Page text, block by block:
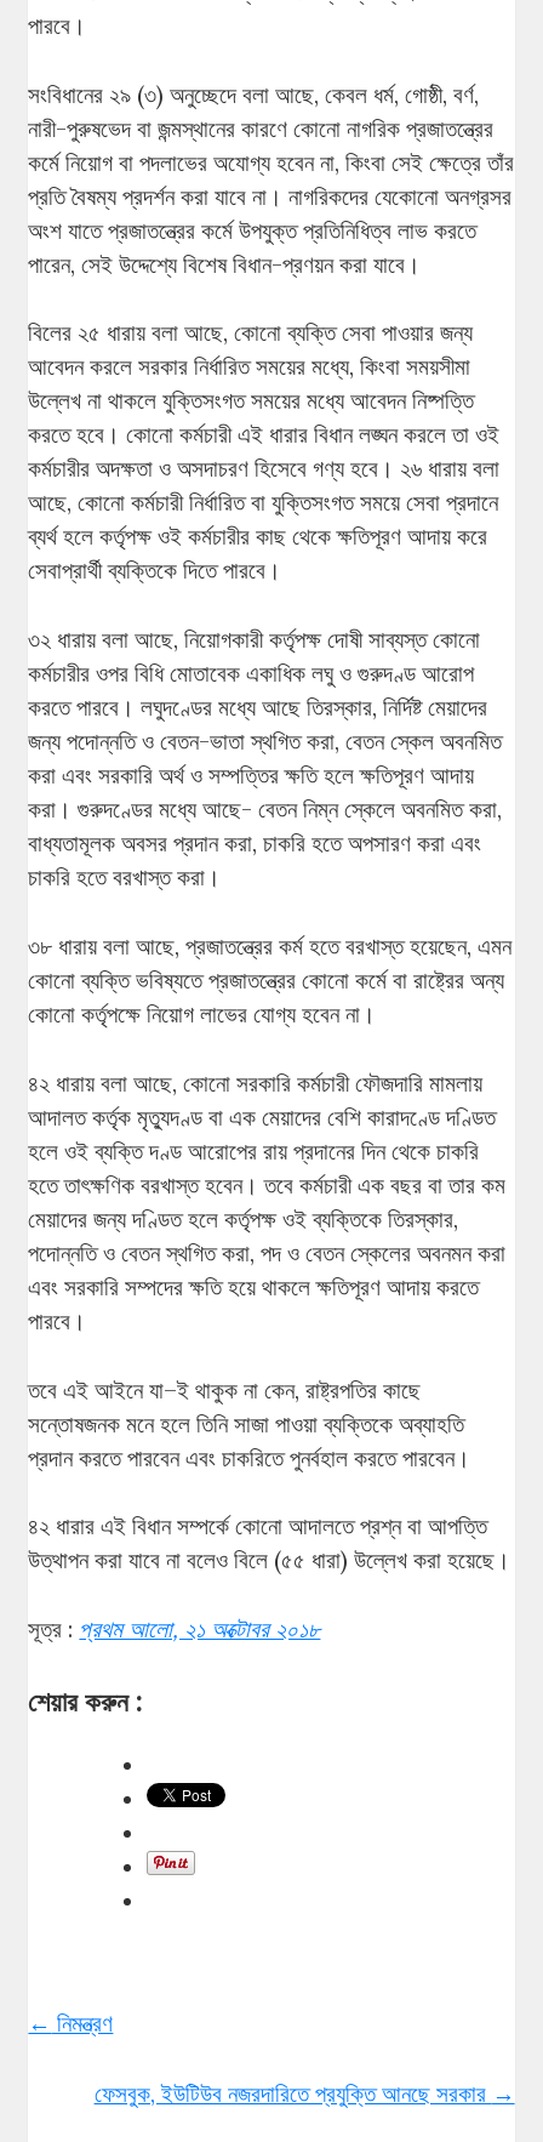
পারবে।
সংবিধানের ২৯ (৩) অনুচ্ছেদে বলা আছে, কেবল ধর্ম, গোষ্ঠী, বর্ণ,
নারী-পুরুষভেদ বা জন্মস্থানের কারণে কোনো নাগরিক প্রজাতন্ত্রের
কর্মে নিয়োগ বা পদলাভের অযোগ্য হবেন না, কিংবা সেই ক্ষেত্রে তাঁর
প্রতি বৈষম্য প্রদর্শন করা যাবে না। নাগরিকদের যেকোনো অনগ্রসর
অংশ যাতে প্রজাতন্ত্রের কর্মে উপযুক্ত প্রতিনিধিত্ব লাভ করতে
পারেন, সেই উদ্দেশ্যে বিশেষ বিধান-প্রণয়ন করা যাবে।
বিলের ২৫ ধারায় বলা আছে, কোনো ব্যক্তি সেবা পাওয়ার জন্য
আবেদন করলে সরকার নির্ধারিত সময়ের মধ্যে, কিংবা সময়সীমা
উল্লেখ না থাকলে যুক্তিসংগত সময়ের মধ্যে আবেদন নিষ্পত্তি
করতে হবে। কোনো কর্মচারী এই ধারার বিধান লঙ্ঘন করলে তা ওই
কর্মচারীর অদক্ষতা ও অসদাচরণ হিসেবে গণ্য হবে। ২৬ ধারায় বলা
আছে, কোনো কর্মচারী নির্ধারিত বা যুক্তিসংগত সময়ে সেবা প্রদানে
ব্যর্থ হলে কর্তৃপক্ষ ওই কর্মচারীর কাছ থেকে ক্ষতিপূরণ আদায় করে
সেবাপ্রার্থী ব্যক্তিকে দিতে পারবে।
৩২ ধারায় বলা আছে, নিয়োগকারী কর্তৃপক্ষ দোষী সাব্যস্ত কোনো
কর্মচারীর ওপর বিধি মোতাবেক একাধিক লঘু ও গুরুদণ্ড আরোপ
করতে পারবে। লঘুদণ্ডের মধ্যে আছে তিরস্কার, নির্দিষ্ট মেয়াদের
জন্য পদোন্নতি ও বেতন-ভাতা স্থগিত করা, বেতন স্কেল অবনমিত
করা এবং সরকারি অর্থ ও সম্পত্তির ক্ষতি হলে ক্ষতিপূরণ আদায়
করা। গুরুদণ্ডের মধ্যে আছে- বেতন নিম্ন স্কেলে অবনমিত করা,
বাধ্যতামূলক অবসর প্রদান করা, চাকরি হতে অপসারণ করা এবং
চাকরি হতে বরখাস্ত করা।
৩৮ ধারায় বলা আছে, প্রজাতন্ত্রের কর্ম হতে বরখাস্ত হয়েছেন, এমন
কোনো ব্যক্তি ভবিষ্যতে প্রজাতন্ত্রের কোনো কর্মে বা রাষ্ট্রের অন্য
কোনো কর্তৃপক্ষে নিয়োগ লাভের যোগ্য হবেন না।
৪২ ধারায় বলা আছে, কোনো সরকারি কর্মচারী ফৌজদারি মামলায়
আদালত কর্তৃক মৃত্যুদণ্ড বা এক মেয়াদের বেশি কারাদণ্ডে দণ্ডিত
হলে ওই ব্যক্তি দণ্ড আরোপের রায় প্রদানের দিন থেকে চাকরি
হতে তাৎক্ষণিক বরখাস্ত হবেন। তবে কর্মচারী এক বছর বা তার কম
মেয়াদের জন্য দণ্ডিত হলে কর্তৃপক্ষ ওই ব্যক্তিকে তিরস্কার,
পদোন্নতি ও বেতন স্থগিত করা, পদ ও বেতন স্কেলের অবনমন করা
এবং সরকারি সম্পদের ক্ষতি হয়ে থাকলে ক্ষতিপূরণ আদায় করতে
পারবে।
তবে এই আইনে যা–ই থাকুক না কেন, রাষ্ট্রপতির কাছে
সন্তোষজনক মনে হলে তিনি সাজা পাওয়া ব্যক্তিকে অব্যাহতি
প্রদান করতে পারবেন এবং চাকরিতে পুনর্বহাল করতে পারবেন।
৪২ ধারার এই বিধান সম্পর্কে কোনো আদালতে প্রশ্ন বা আপত্তি
উত্থাপন করা যাবে না বলেও বিলে (৫৫ ধারা) উল্লেখ করা হয়েছে।
সূত্র : প্রথম আলো, ২১ অক্টোবর ২০১৮
শেয়ার করুন :
← নিমন্ত্রণ
ফেসবুক, ইউটিউব নজরদারিতে প্রযুক্তি আনছে সরকার →